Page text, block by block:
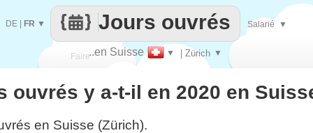
Faire
que
..en Suisse ▼ | Zürich ▼
Jours ouvrés
DE FR ▼ Salarié ▼
ouvrés y a-t-il en 2020 en
en Suisse (Zürich).